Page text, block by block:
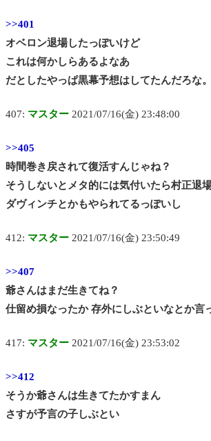
>>401
オベロン退場したっぽいけど
これは何かしらあるよなあ
だとしたやっぱ黒幕予想はしてたんだろな。
407: マスター 2021/07/16(金) 23:48:00
>>405
時間巻き戻されて復活すんじゃね？
そうしないとメタ的には気付いたら村正退
ダヴィンチとかもやられてるっぽいし
412: マスター 2021/07/16(金) 23:50:49
>>407
爺さんはまだ生きてね？
仕留め損なったか 存外にしぶといなとか言
417: マスター 2021/07/16(金) 23:53:02
>>412
そうか爺さんは生きてたかすまん
さすが予言の子しぶとい